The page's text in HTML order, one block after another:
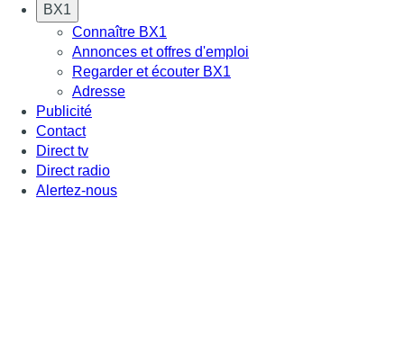
BX1
Connaître BX1
Annonces et offres d'emploi
Regarder et écouter BX1
Adresse
Publicité
Contact
Direct tv
Direct radio
Alertez-nous